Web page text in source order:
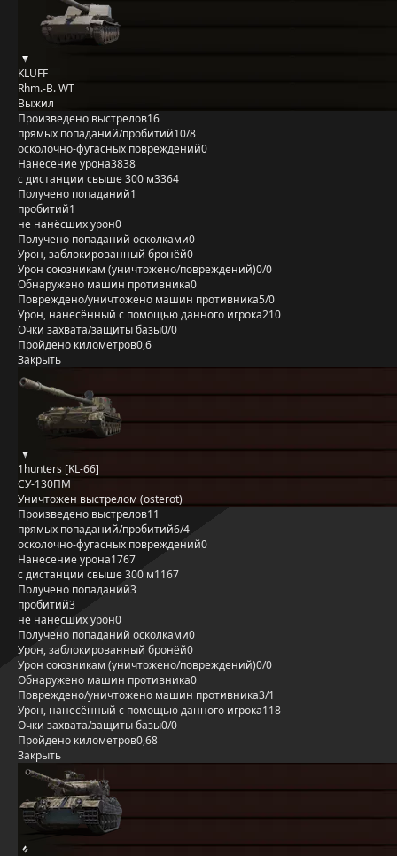
KLUFF
Rhm.-B. WT
Выжил
Произведено выстрелов16
прямых попаданий/пробитий10/8
осколочно-фугасных повреждений0
Нанесение урона3838
с дистанции свыше 300 м3364
Получено попаданий1
пробитий1
не нанёсших урон0
Получено попаданий осколками0
Урон, заблокированный бронёй0
Урон союзникам (уничтожено/повреждений)0/0
Обнаружено машин противника0
Повреждено/уничтожено машин противника5/0
Урон, нанесённый с помощью данного игрока210
Очки захвата/защиты базы0/0
Пройдено километров0,6
Закрыть
1hunters [KL-66]
СУ-130ПМ
Уничтожен выстрелом (osterot)
Произведено выстрелов11
прямых попаданий/пробитий6/4
осколочно-фугасных повреждений0
Нанесение урона1767
с дистанции свыше 300 м1167
Получено попаданий3
пробитий3
не нанёсших урон0
Получено попаданий осколками0
Урон, заблокированный бронёй0
Урон союзникам (уничтожено/повреждений)0/0
Обнаружено машин противника0
Повреждено/уничтожено машин противника3/1
Урон, нанесённый с помощью данного игрока118
Очки захвата/защиты базы0/0
Пройдено километров0,68
Закрыть